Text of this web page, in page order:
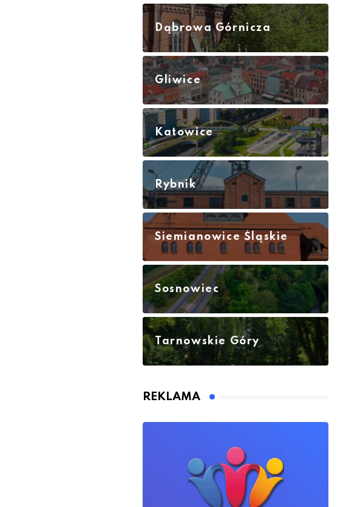
Dąbrowa Górnicza
Gliwice
Katowice
Rybnik
Siemianowice Śląskie
Sosnowiec
Tarnowskie Góry
REKLAMA